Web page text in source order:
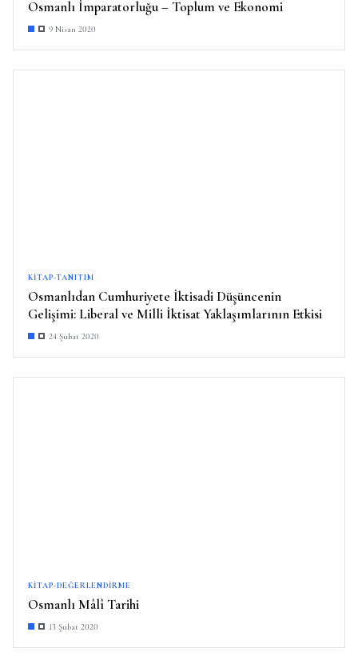
Osmanlı İmparatorluğu – Toplum ve Ekonomi
9 Nisan 2020
KITAP-TANITIM
Osmanlıdan Cumhuriyete İktisadi Düşüncenin
Gelişimi: Liberal ve Milli İktisat Yaklaşımlarının Etkisi
24 Şubat 2020
KITAP-DEĞERLENDIRME
Osmanlı Mâlî Tarihi
13 Şubat 2020